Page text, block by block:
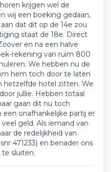
krijgen wel de
wij een boeking gedaan,
dat dit op de 14e zou
staat de 18e. Direct
en na een halve
rekening van ruim 800
We hebben nu de
hem toch door te laten
hetzelfde hotel zitten. We
jullie. Hebben totaal
gaan dit nu toch
onafhankelijke partij er
geld. Als iemand van
de redelijkheid van
471233) en benader ons
sluiten.